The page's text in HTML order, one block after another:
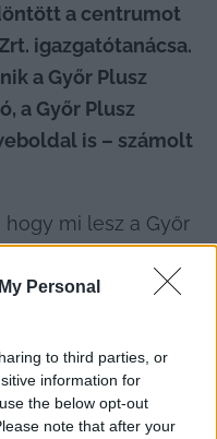
Personal
to third parties, or
information for
the below opt-out
note that after your
a centrumot
igazgatótanácsa.
a Győr Plusz
a Győr Plusz
is – számolt
mi lesz a Győr
az volt, hogy a
médium sorsa
is dőlt, múlt
lapszámukban